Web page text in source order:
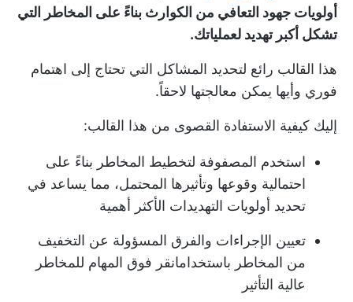
أولويات جهود التعافي من الكوارث بناءً على المخاطر التي
تشكل أكبر تهديد لعملياتك.
هذا القالب رائع لتحديد المشاكل التي تحتاج إلى اهتمام
فوري وأيها يمكن معالجتها لاحقاً.
إليك كيفية الاستفادة القصوى من هذا القالب:
استخدم المصفوفة لتخطيط المخاطر بناءً على
احتمالية وقوعها وتأثيرها المحتمل، مما يساعد في
تحديد أولويات التهديدات الأكثر أهمية
تعيين الإجراءات والفرق المسؤولة عن التخفيف
من المخاطر باستخدامانقر فوق المهام للمخاطر
عالية التأثير